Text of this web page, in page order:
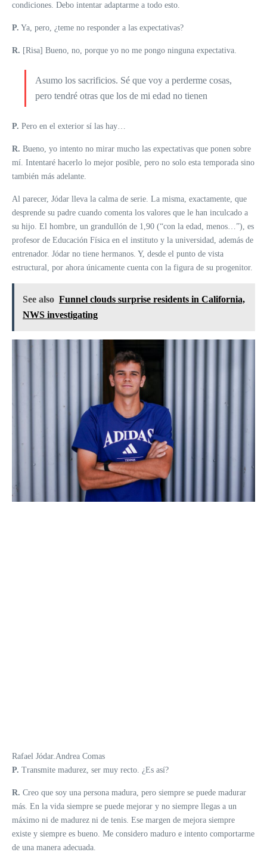
condiciones. Debo intentar adaptarme a todo esto.
P. Ya, pero, ¿teme no responder a las expectativas?
R. [Risa] Bueno, no, porque yo no me pongo ninguna expectativa.
Asumo los sacrificios. Sé que voy a perderme cosas,
pero tendré otras que los de mi edad no tienen
P. Pero en el exterior sí las hay…
R. Bueno, yo intento no mirar mucho las expectativas que ponen sobre
mí. Intentaré hacerlo lo mejor posible, pero no solo esta temporada sino
también más adelante.
Al parecer, Jódar lleva la calma de serie. La misma, exactamente, que
desprende su padre cuando comenta los valores que le han inculcado a
su hijo. El hombre, un grandullón de 1,90 (“con la edad, menos…”), es
profesor de Educación Física en el instituto y la universidad, además de
entrenador. Jódar no tiene hermanos. Y, desde el punto de vista
estructural, por ahora únicamente cuenta con la figura de su progenitor.
See also Funnel clouds surprise residents in California,
NWS investigating
Rafael Jódar. Andrea Comas
P. Transmite madurez, ser muy recto. ¿Es así?
R. Creo que soy una persona madura, pero siempre se puede madurar
más. En la vida siempre se puede mejorar y no siempre llegas a un
máximo ni de madurez ni de tenis. Ese margen de mejora siempre
existe y siempre es bueno. Me considero maduro e intento comportarme
de una manera adecuada.